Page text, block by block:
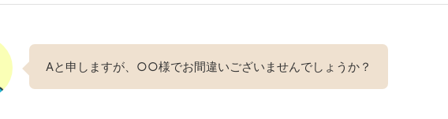
Aと申しますが、○○様でお間違いございませんでしょうか？